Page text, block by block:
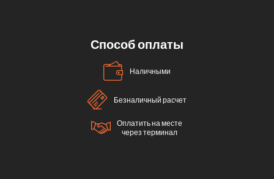
Способ оплаты
Наличными
Безналичный расчет
Оплатить на месте
через терминал